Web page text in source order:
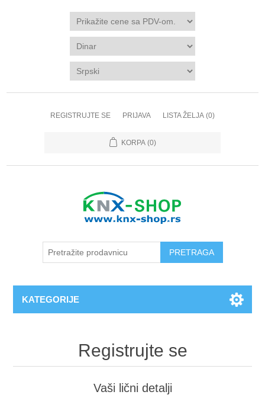
REGISTRUJTE SE PRIJAVA LISTA ŽELJA (0)
KORPA (0)
KATEGORIJE
Registrujte se
Vaši lični detalji